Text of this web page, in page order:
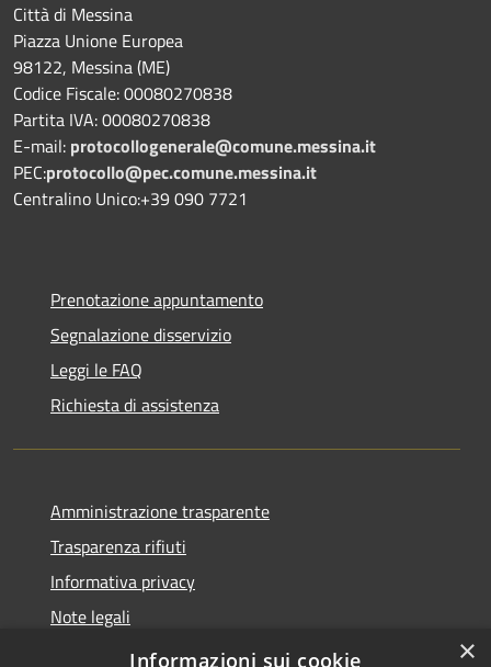
Città di Messina
Piazza Unione Europea
98122, Messina (ME)
Codice Fiscale: 00080270838
Partita IVA: 00080270838
E-mail: protocollogenerale@comune.messina.it
PEC:protocollo@pec.comune.messina.it
Centralino Unico:+39 090 7721
Prenotazione appuntamento
Segnalazione disservizio
Leggi le FAQ
Richiesta di assistenza
Amministrazione trasparente
Trasparenza rifiuti
Informativa privacy
Note legali
Dichiarazione di accessibilità
×
Informazioni sui cookie